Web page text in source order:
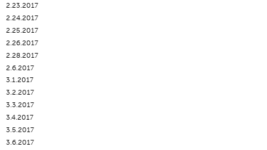
2.23.2017
2.24.2017
2.25.2017
2.26.2017
2.28.2017
2.6.2017
3.1.2017
3.2.2017
3.3.2017
3.4.2017
3.5.2017
3.6.2017